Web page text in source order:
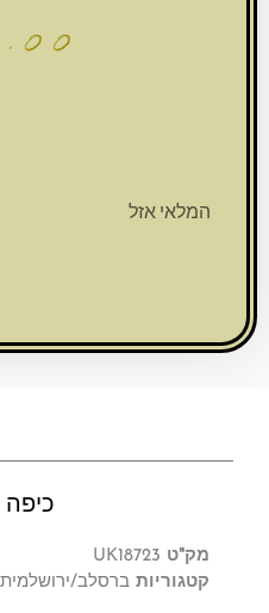
המלאי אזל
כיפה
מק"ט UK18723
קטגוריות ברסלב/ירושלמית